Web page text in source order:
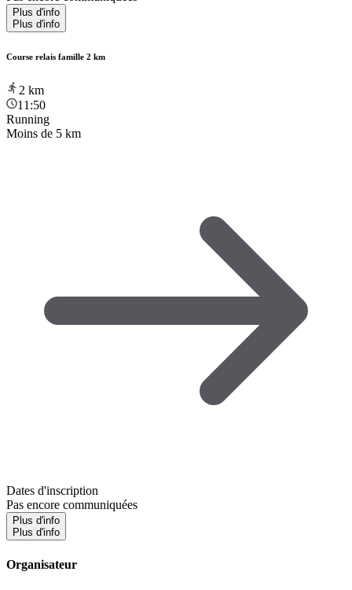
Plus d'info
Plus d'info
Course relais famille 2 km
2 km
11:50
Running
Moins de 5 km
Dates d'inscription
Pas encore communiquées
Plus d'info
Plus d'info
Organisateur